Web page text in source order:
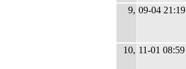
9, 09-04 21:19
10, 11-01 08:59